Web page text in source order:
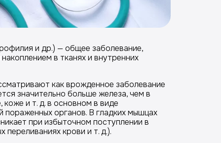
и др.) — общее заболевание,
в тканях и внутренних
как врожденное заболевание
значительно больше железа, чем в
и т. д. в основном в виде
пораженных органов. В гладких мышцах
при избыточном поступлении в
крови и т. д.).